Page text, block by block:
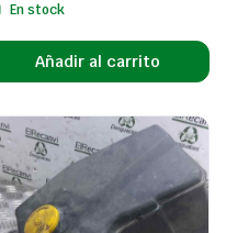
En stock
Añadir al carrito